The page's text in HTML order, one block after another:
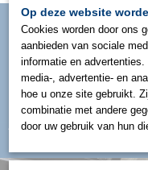
Inloggen Registreren
Op deze website
Cookies worden door ons
aanbieden van sociale
informatie en
media-, advertentie- en
hoe u onze site gebruikt.
combinatie met andere
door uw gebruik van hun